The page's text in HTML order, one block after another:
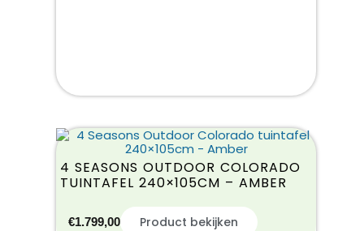
4 SEASONS OUTDOOR COLORADO
TUINTAFEL 240×105CM – AMBER
€1.799,00 Product bekijken